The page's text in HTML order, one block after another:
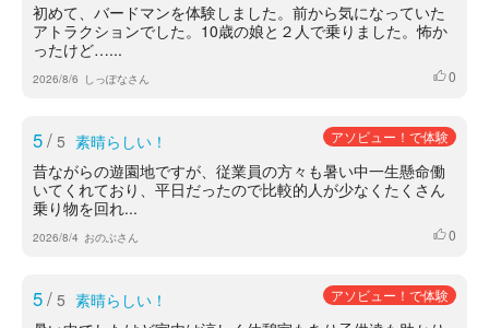
初めて、バードマンを体験しました。前から気になっていた
アトラクションでした。10歳の娘と２人で乗りました。怖か
ったけど…...
2026/8/6 しっぽなさん いいね
0
5/ 5 素晴らしい！ アソビュー！で体験
昔ながらの遊園地ですが、従業員の方々も暑い中一生懸命働
いてくれており、平日だったので比較的人が少なくたくさん
乗り物を回れ...
2026/8/4 おのぶさん いいね
0
5/ 5 素晴らしい！ アソビュー！で体験